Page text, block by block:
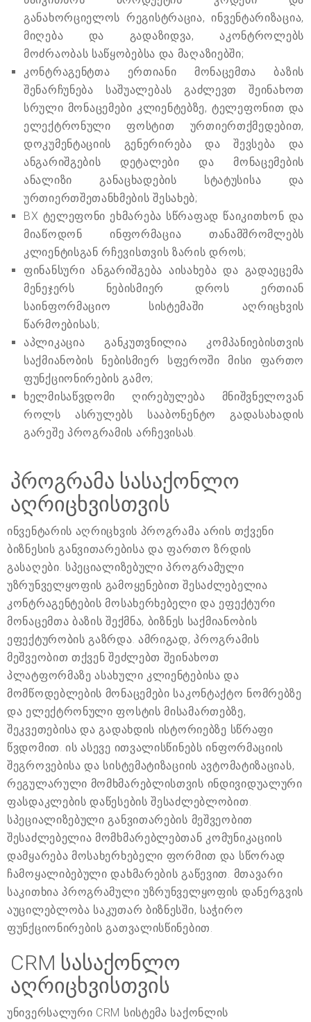
განახორციელოს რეგისტრაცია, ინვენტარიზაცია,
მიღება და გადაზიდვა, აკონტროლებს
მოძრაობას საწყობებსა და მაღაზიებში;
კონტრაგენტთა ერთიანი მონაცემთა ბაზის
შენარჩუნება საშუალებას გაძლევთ შეინახოთ
სრული მონაცემები კლიენტებზე, ტელეფონით და
ელექტრონული ფოსტით ურთიერთქმედებით,
დოკუმენტაციის გენერირება და შევსება და
ანგარიშგების დეტალები და მონაცემების
ანალიზი განაცხადების სტატუსისა და
ურთიერთშეთანხმების შესახებ;
BX ტელეფონი ეხმარება სწრაფად წაიკითხონ და
მიაწოდონ ინფორმაცია თანამშრომლებს
კლიენტისგან რჩევისთვის ზარის დროს;
ფინანსური ანგარიშგება აისახება და გადაეცემა
მენეჯერს ნებისმიერ დროს ერთიან
საინფორმაციო სისტემაში აღრიცხვის
წარმოებისას;
აპლიკაცია განკუთვნილია კომპანიებისთვის
საქმიანობის ნებისმიერ სფეროში მისი ფართო
ფუნქციონირების გამო;
ხელმისაწვდომი ღირებულება მნიშვნელოვან
როლს ასრულებს სააბონენტო გადასახადის
გარეშე პროგრამის არჩევისას.
პროგრამა სასაქონლო
აღრიცხვისთვის
ინვენტარის აღრიცხვის პროგრამა არის თქვენი
ბიზნესის განვითარებისა და ფართო ზრდის
გასაღები. სპეციალიზებული პროგრამული
უზრუნველყოფის გამოყენებით შესაძლებელია
კონტრაგენტების მოსახერხებელი და ეფექტური
მონაცემთა ბაზის შექმნა, ბიზნეს საქმიანობის
ეფექტურობის გაზრდა. ამრიგად, პროგრამის
მეშვეობით თქვენ შეძლებთ შეინახოთ
პლატფორმაზე ასახული კლიენტებისა და
მომწოდებლების მონაცემები საკონტაქტო ნომრებზე
და ელექტრონული ფოსტის მისამართებზე,
შეკვეთებისა და გადახდის ისტორიებზე სწრაფი
წვდომით. ის ასევე ითვალისწინებს ინფორმაციის
შეგროვებისა და სისტემატიზაციის ავტომატიზაციას,
რეგულარული მომხმარებლისთვის ინდივიდუალური
ფასდაკლების დაწესების შესაძლებლობით.
სპეციალიზებული განვითარების მეშვეობით
შესაძლებელია მომხმარებლებთან კომუნიკაციის
დამყარება მოსახერხებელი ფორმით და სწორად
ჩამოყალიბებული დახმარების გაწევით. მთავარი
საკითხია პროგრამული უზრუნველყოფის დანერგვის
აუცილებლობა საკუთარ ბიზნესში, საჭირო
ფუნქციონირების გათვალისწინებით.
CRM სასაქონლო
აღრიცხვისთვის
უნივერსალური CRM სისტემა საქონლის